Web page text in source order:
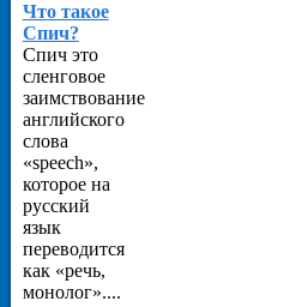
Что такое
Спич?
Спич это
сленговое
заимствование
английского
слова
«speech»,
которое на
русский
язык
переводится
как «речь,
монолог»....